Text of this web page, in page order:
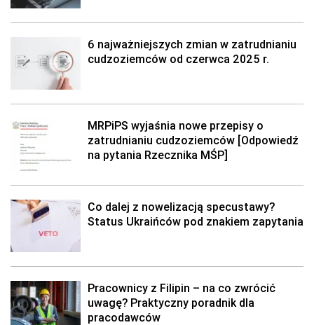
6 najważniejszych zmian w zatrudnianiu
cudzoziemców od czerwca 2025 r.
MRPiPS wyjaśnia nowe przepisy o
zatrudnianiu cudzoziemców [Odpowiedź
na pytania Rzecznika MŚP]
Co dalej z nowelizacją specustawy?
Status Ukraińców pod znakiem zapytania
Pracownicy z Filipin – na co zwrócić
uwagę? Praktyczny poradnik dla
pracodawców